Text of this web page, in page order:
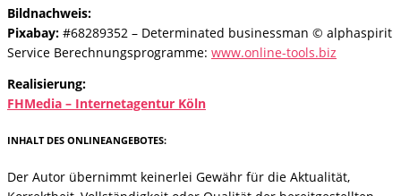
Bildnachweis:
Pixabay: #68289352 – Determinated businessman © alphaspirit
Service Berechnungsprogramme: www.online-tools.biz
Realisierung:
FHMedia – Internetagentur Köln
INHALT DES ONLINEANGEBOTES:
Der Autor übernimmt keinerlei Gewähr für die Aktualität,